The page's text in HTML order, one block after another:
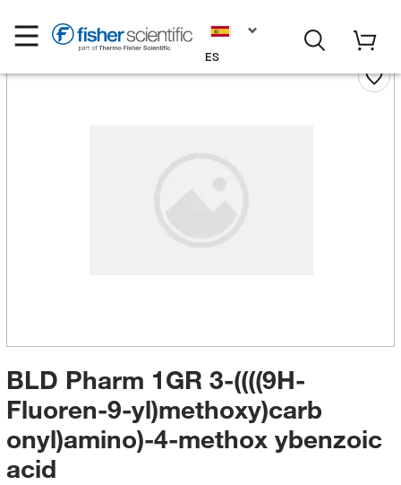
ES
BLD Pharm 1GR 3-((((9H-
Fluoren-9-yl)methoxy)carb
onyl)amino)-4-methox ybenzoic
acid